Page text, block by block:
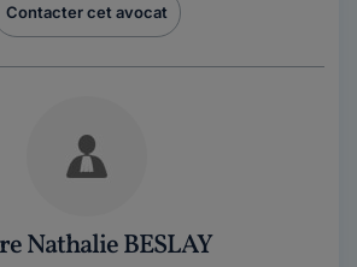
Contacter cet avocat
Nathalie BESLAY